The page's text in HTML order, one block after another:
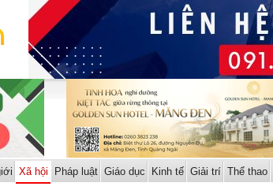
Xã hội Pháp luật Giáo dục Kinh tế Giải trí Thể thao